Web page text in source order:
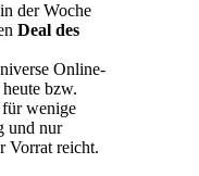
der Woche
Deal des
Online-
bzw.
wenige
und nur
Vorrat reicht.